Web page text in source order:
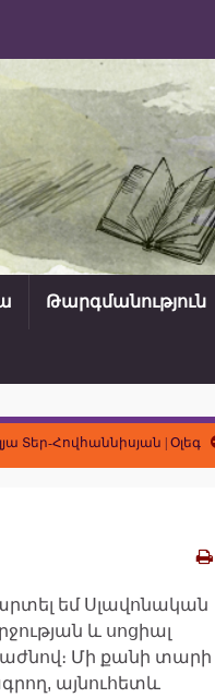
Թարգմանություն
Տեր-Հովհաննիսյան | Օլեգ
եմ Սլավոնական
և սոցիալ
Մի քանի տարի
այնուհետև